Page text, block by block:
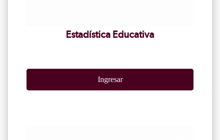
Estadística Educativa
Ingresar